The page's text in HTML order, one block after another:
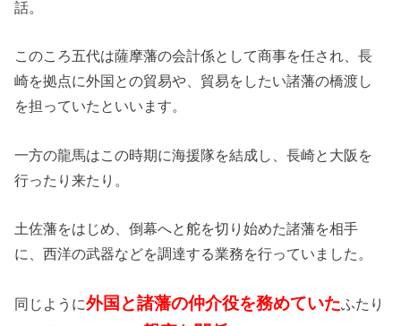
話。
このころ五代は薩摩藩の会計係として商事を任され、長
崎を拠点に外国との貿易や、貿易をしたい諸藩の橋渡し
を担っていたといいます。
一方の龍馬はこの時期に海援隊を結成し、長崎と大阪を
行ったり来たり。
土佐藩をはじめ、倒幕へと舵を切り始めた諸藩を相手
に、西洋の武器などを調達する業務を行っていました。
同じように外国と諸藩の仲介役を務めていたふたり